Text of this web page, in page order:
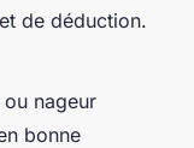
de déduction.
nageur
bonne